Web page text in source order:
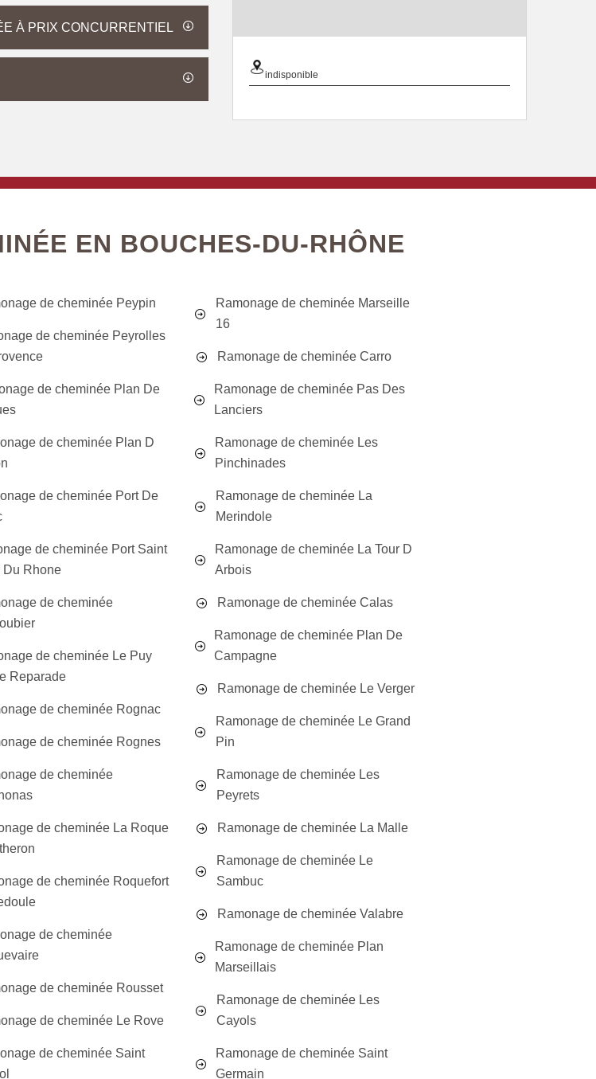
À PRIX CONCURRENTIEL
indisponible
EN BOUCHES-DU-RHÔNE
de cheminée Peypin
de cheminée Peyrolles
de cheminée Plan De
de cheminée Plan D
de cheminée Port De
de cheminée Port Saint
Du Rhone
de cheminée
de cheminée Le Puy
Reparade
de cheminée Rognac
de cheminée Rognes
de cheminée
de cheminée La Roque
de cheminée Roquefort
de cheminée
de cheminée Rousset
de cheminée Le Rove
de cheminée Saint
Ramonage de cheminée Marseille
16
Ramonage de cheminée Carro
Ramonage de cheminée Pas Des
Lanciers
Ramonage de cheminée Les
Pinchinades
Ramonage de cheminée La
Merindole
Ramonage de cheminée La Tour D
Arbois
Ramonage de cheminée Calas
Ramonage de cheminée Plan De
Campagne
Ramonage de cheminée Le Verger
Ramonage de cheminée Le Grand
Pin
Ramonage de cheminée Les
Peyrets
Ramonage de cheminée La Malle
Ramonage de cheminée Le
Sambuc
Ramonage de cheminée Valabre
Ramonage de cheminée Plan
Marseillais
Ramonage de cheminée Les
Cayols
Ramonage de cheminée Saint
Germain